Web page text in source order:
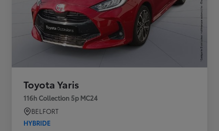
Toyota Yaris
116h Collection 5p MC24
BELFORT
HYBRIDE